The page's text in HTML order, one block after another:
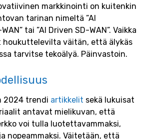
markkinointi on kuitenkin
tarinan nimeltä ”AI
tai ”AI Driven SD-WAN”. Vaikka
houkuttelevilta väitän, että älykäs
tarvitse tekoälyä. Päinvastoin.
2024 trendi artikkelit sekä lukuisat
antavat mielikuvan, että
voi tulla luotettavammaksi,
nopeammaksi. Väitetään, että